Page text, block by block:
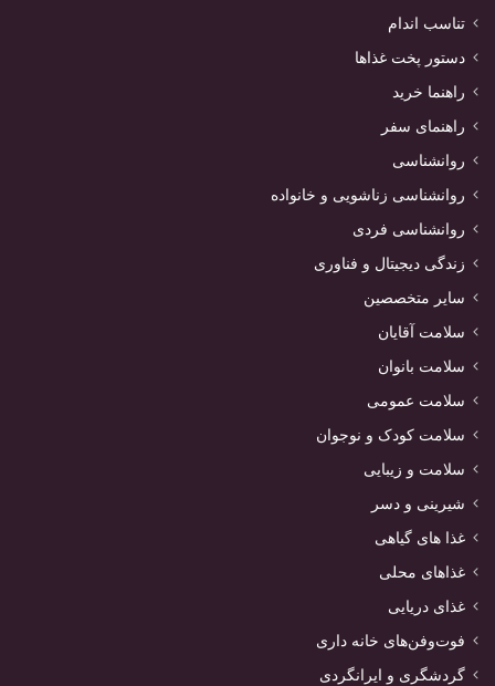
تناسب اندام
دستور پخت غذاها
راهنما خرید
راهنمای سفر
روانشناسی
روانشناسی زناشویی و خانواده
روانشناسی فردی
زندگی دیجیتال و فناوری
سایر متخصصین
سلامت آقایان
سلامت بانوان
سلامت عمومی
سلامت کودک و نوجوان
سلامت و زیبایی
شیرینی و دسر
غذا های گیاهی
غذاهای محلی
غذای دریایی
فوت‌وفن‌های خانه داری
گردشگری و ایرانگردی